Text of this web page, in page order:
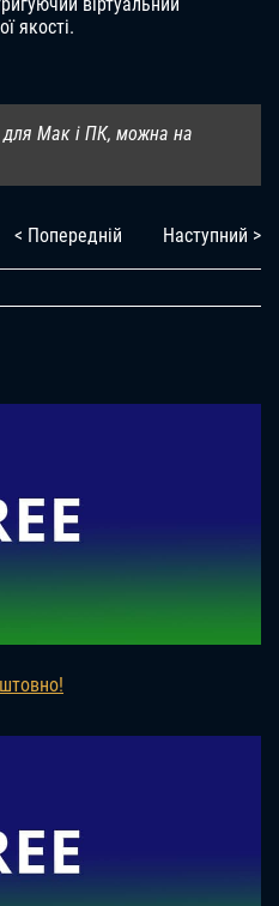
якості.
Мак і ПК, можна на
< Попередній Наступний >